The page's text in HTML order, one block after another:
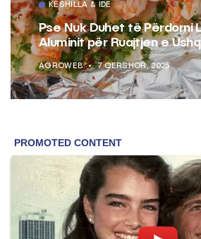
KËSHILLA & IDE
Pse Nuk Duhet të Përdorni
Aluminit për Ruajtjen e
AGROWEB 7 QERSHOR, 2025